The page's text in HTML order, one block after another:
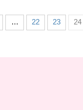
… 22 23 24